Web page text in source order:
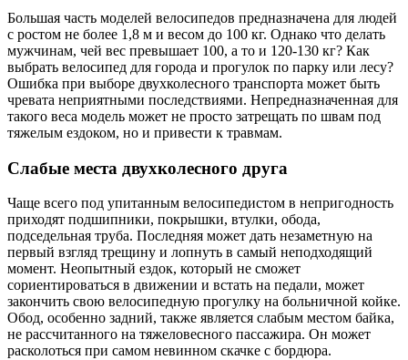
Большая часть моделей велосипедов предназначена для людей
с ростом не более 1,8 м и весом до 100 кг. Однако что делать
мужчинам, чей вес превышает 100, а то и 120-130 кг? Как
выбрать велосипед для города и прогулок по парку или лесу?
Ошибка при выборе двухколесного транспорта может быть
чревата неприятными последствиями. Непредназначенная для
такого веса модель может не просто затрещать по швам под
тяжелым ездоком, но и привести к травмам.
Слабые места двухколесного друга
Чаще всего под упитанным велосипедистом в непригодность
приходят подшипники, покрышки, втулки, обода,
подседельная труба. Последняя может дать незаметную на
первый взгляд трещину и лопнуть в самый неподходящий
момент. Неопытный ездок, который не сможет
сориентироваться в движении и встать на педали, может
закончить свою велосипедную прогулку на больничной койке.
Обод, особенно задний, также является слабым местом байка,
не рассчитанного на тяжеловесного пассажира. Он может
расколоться при самом невинном скачке с бордюра.